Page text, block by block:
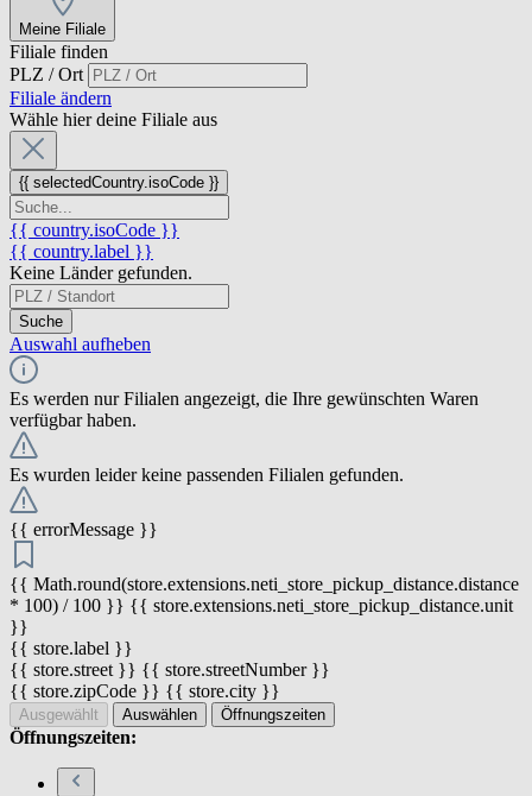
Meine Filiale
Filiale finden
PLZ / Ort
Filiale ändern
Wähle hier deine Filiale aus
{{ selectedCountry.isoCode }}
{{ country.isoCode }}
{{ country.label }}
Keine Länder gefunden.
Suche
Auswahl aufheben
Es werden nur Filialen angezeigt, die Ihre gewünschten Waren
verfügbar haben.
Es wurden leider keine passenden Filialen gefunden.
{{ errorMessage }}
{{ Math.round(store.extensions.neti_store_pickup_distance.distance
* 100) / 100 }} {{ store.extensions.neti_store_pickup_distance.unit
}}
{{ store.label }}
{{ store.street }} {{ store.streetNumber }}
{{ store.zipCode }} {{ store.city }}
Ausgewählt Auswählen Öffnungszeiten
Öffnungszeiten: